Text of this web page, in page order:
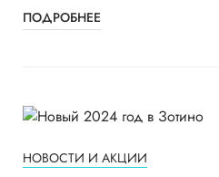
ПОДРОБНЕЕ
НОВОСТИ И АКЦИИ